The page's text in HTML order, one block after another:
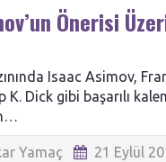
Önerisi
Isaac Asimov,
K. Dick gibi başarılı
Yamaç 21 Eylül